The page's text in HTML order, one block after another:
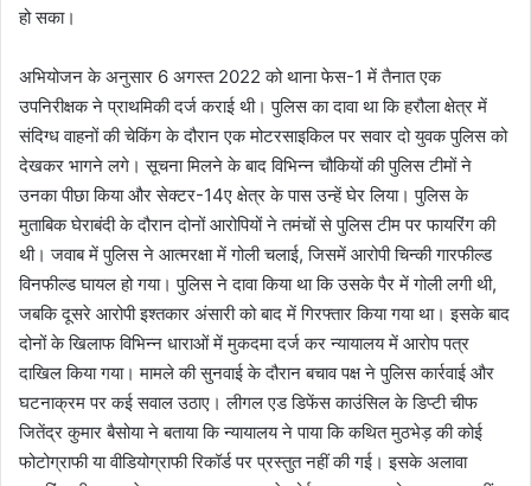
हो सका।
अभियोजन के अनुसार 6 अगस्त 2022 को थाना फेस-1 में तैनात एक
उपनिरीक्षक ने प्राथमिकी दर्ज कराई थी। पुलिस का दावा था कि हरौला क्षेत्र में
संदिग्ध वाहनों की चेकिंग के दौरान एक मोटरसाइकिल पर सवार दो युवक पुलिस को
देखकर भागने लगे। सूचना मिलने के बाद विभिन्न चौकियों की पुलिस टीमों ने
उनका पीछा किया और सेक्टर-14ए क्षेत्र के पास उन्हें घेर लिया। पुलिस के
मुताबिक घेराबंदी के दौरान दोनों आरोपियों ने तमंचों से पुलिस टीम पर फायरिंग की
थी। जवाब में पुलिस ने आत्मरक्षा में गोली चलाई, जिसमें आरोपी चिन्की गारफील्ड
विनफील्ड घायल हो गया। पुलिस ने दावा किया था कि उसके पैर में गोली लगी थी,
जबकि दूसरे आरोपी इश्तकार अंसारी को बाद में गिरफ्तार किया गया था। इसके बाद
दोनों के खिलाफ विभिन्न धाराओं में मुकदमा दर्ज कर न्यायालय में आरोप पत्र
दाखिल किया गया। मामले की सुनवाई के दौरान बचाव पक्ष ने पुलिस कार्रवाई और
घटनाक्रम पर कई सवाल उठाए। लीगल एड डिफेंस काउंसिल के डिप्टी चीफ
जितेंद्र कुमार बैसोया ने बताया कि न्यायालय ने पाया कि कथित मुठभेड़ की कोई
फोटोग्राफी या वीडियोग्राफी रिकॉर्ड पर प्रस्तुत नहीं की गई। इसके अलावा